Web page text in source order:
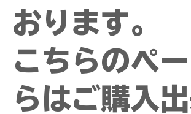
おります。
こちらのペ
らはご購入